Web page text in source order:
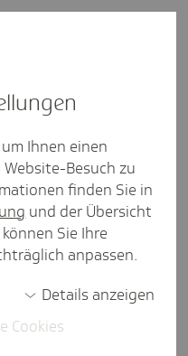
Bundes­ge­
Karl Lauter­
Ihnen einen
Besuch zu
finden Sie in
und der Übersicht
Sie Ihre
anpassen.
Details anzeigen
Cookies